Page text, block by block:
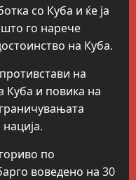
со Куба и ќе ја
го нарече
на Куба.
на
Куба и повика на
по
воведено на 30